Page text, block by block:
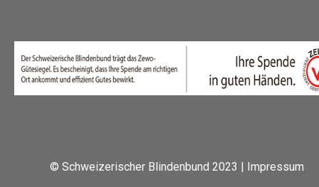
© Schweizerischer Blindenbund 2023 | Impressum